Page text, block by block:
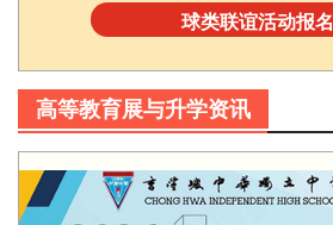
球类联谊活动报名
高等教育展与升学资讯